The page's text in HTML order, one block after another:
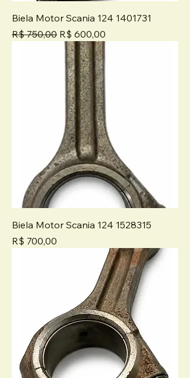
Biela Motor Scania 124 1401731
Preço normal
R$ 750,00 Preço promocional
R$ 600,00
Biela Motor Scania 124 1528315
Preço
R$ 700,00